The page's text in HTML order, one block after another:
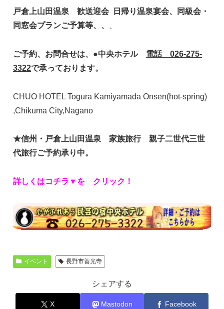
戸倉上山田温泉 歓送迎会 日帰り温泉宴会、同級会・
同窓会プランご予算等、、
ご予約、お問合せは、●中央ホテル 電話 026-275-
3322で承っております。
CHUO HOTEL Togura Kamiyamada Onsen(hot-spring)
,Chikuma City,Nagano
★信州・戸倉上山田温泉 家族旅行 親子二世代三世
代旅行ご予約承り中。
詳しくはコチラ▼を クリック！
イベント 長野市善光寺
シェアする
X Mastodon Facebook